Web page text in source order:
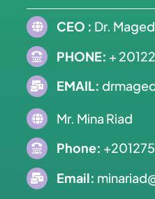
CEO : Dr.
PHONE: +
EMAIL:
Mr. Mina Riad
Phone:
Email: